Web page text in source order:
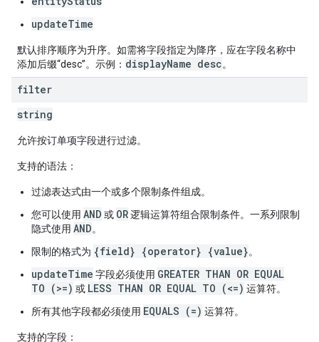
updateTime
默认排序顺序为升序。如需将字段指定为降序，应在字段名称中
添加后缀“desc”。示例： displayName desc。
filter
string
允许按订单项字段进行过滤。
支持的语法：
过滤表达式由一个或多个限制条件组成。
您可以使用 AND 或 OR逻辑运算符组合限制条件。一系列限制
隐式使用 AND。
限制的格式为 {field} {operator} {value}。
updateTime 字段必须使用 GREATER THAN OR EQUAL
TO (>=) 或 LESS THAN OR EQUAL TO (<=) 运算符。
所有其他字段都必须使用 EQUALS (=) 运算符。
支持的字段：